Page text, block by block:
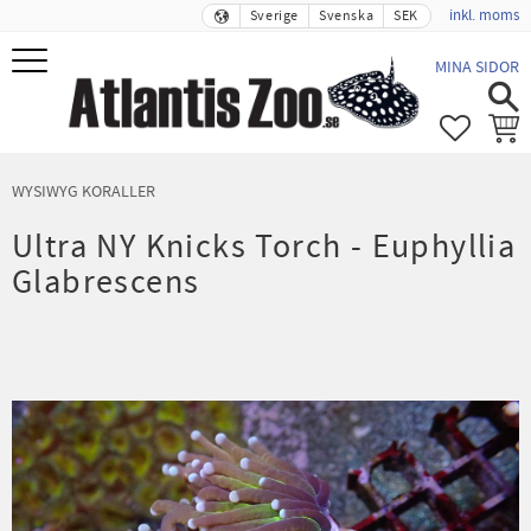
Meny
Sverige Svenska SEK inkl. moms
MINA SIDOR
WYSIWYG KORALLER
Ultra NY Knicks Torch - Euphyllia
Glabrescens